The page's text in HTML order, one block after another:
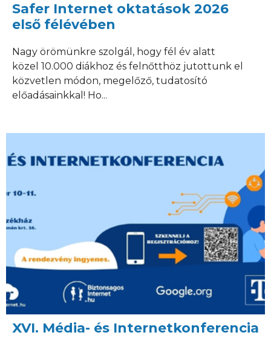
Safer Internet oktatások 2026
első félévében
Nagy örömünkre szolgál, hogy fél év alatt
közel 10.000 diákhoz és felnőtthöz jutottunk el
közvetlen módon, megelőző, tudatosító
előadásainkkal! Ho...
XVI. Média- és Internetkonferencia